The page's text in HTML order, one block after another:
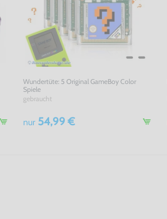
Wundertüte: 5 Original GameBoy Color
Spiele
gebraucht
nur 54,99 €